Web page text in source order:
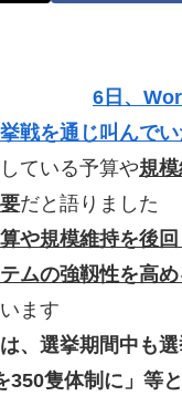
6日、
戦を通じ叫んで
ている予算や規
だと語りました
や規模維持を後
ムの強靱性を高
ます
、選挙期間中も
350隻体制に」等